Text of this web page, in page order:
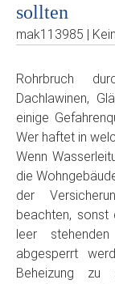
sollten
mak113985 |
Rohrbruch
Dachlawinen,
einige
Wer haftet in
Wenn
die
der
beachten, sonst
leer
abgesperrt
Beheizung